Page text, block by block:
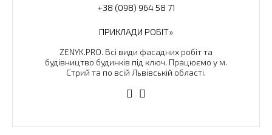
+38 (098) 964 58 71
ПРИКЛАДИ РОБІТ»
ZENYK.PRO. Всі види фасадних робіт та
будівництво будинків під ключ. Працюємо у м.
Стрий та по всій Львівській області.